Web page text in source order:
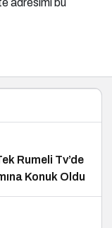
Rumeli Tv’de
Konuk Oldu